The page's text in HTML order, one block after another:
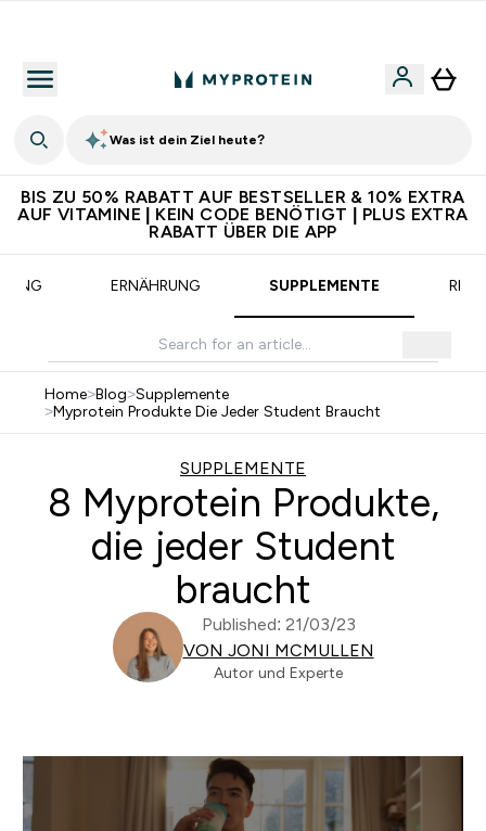
Was ist dein Ziel heute?
BIS ZU 50% RABATT AUF BESTSELLER & 10% EXTRA
AUF VITAMINE | KEIN CODE BENÖTIGT | PLUS EXTRA
RABATT ÜBER DIE APP
ERNÄHRUNG SUPPLEMENTE
Home>Blog>Supplemente
>Myprotein Produkte Die Jeder Student Braucht
SUPPLEMENTE
8 Myprotein Produkte,
die jeder Student
braucht
Published: 21/03/23
VON JONI MCMULLEN
Autor und Experte